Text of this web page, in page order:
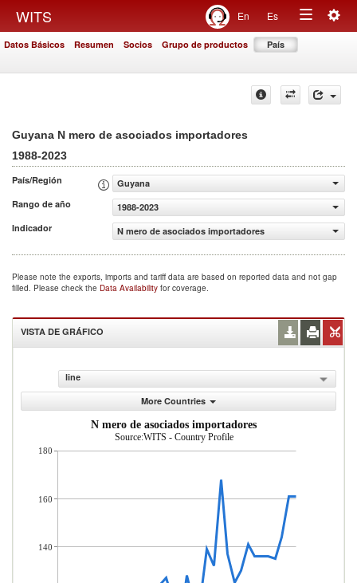
WITS En Es
Toggle
Datos Básicos Resumen Socios Grupo de productos País
Guyana N mero de asociados importadores
1988-2023
País/Región
Guyana
Rango de año
1988-2023
Indicador
N mero de asociados importadores
Please note the exports, imports and tariff data are based on reported data and not gap
filled. Please check the Data Availability for coverage.
VISTA DE GRÁFICO
line
More Countries
N mero de asociados importadores
Source:WITS - Country Profile
180
160
140